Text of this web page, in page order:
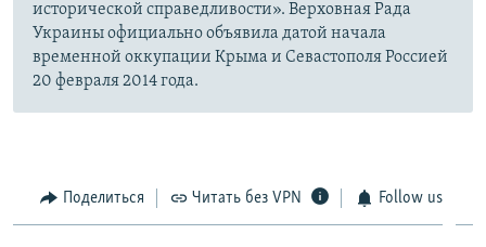
исторической справедливости». Верховная Рада
Украины официально объявила датой начала
временной оккупации Крыма и Севастополя Россией
20 февраля 2014 года.
Поделиться Читать без VPN Follow us